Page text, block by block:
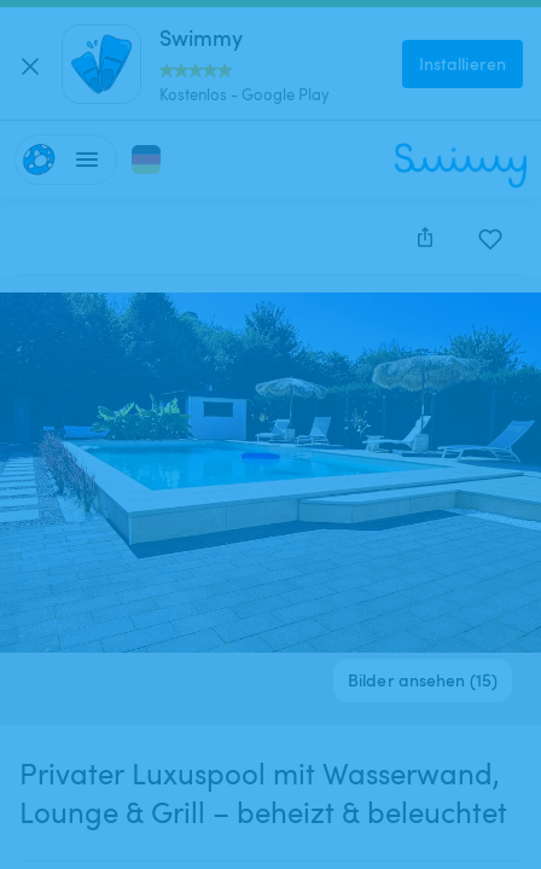
Swimmy
Kostenlos - Google Play
Installieren
Diese Anzeige wurde leider deaktiviert und kann nicht
reserviert werden.
Bilder ansehen (15)
Privater Luxuspool mit Wasserwand,
Lounge & Grill – beheizt & beleuchtet